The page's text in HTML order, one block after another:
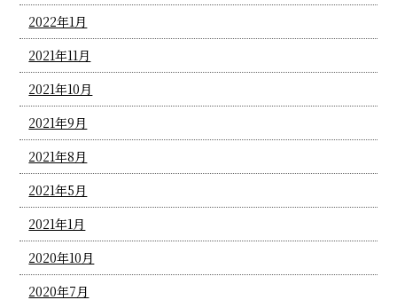
2022年1月
2021年11月
2021年10月
2021年9月
2021年8月
2021年5月
2021年1月
2020年10月
2020年7月